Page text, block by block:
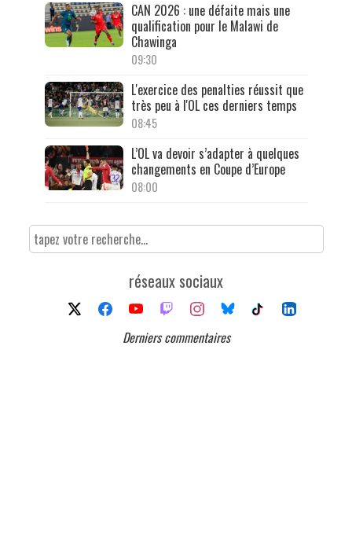
CAN 2026 : une défaite mais une
qualification pour le Malawi de
Chawinga
09:30
L'exercice des penalties réussit que
très peu à l'OL ces derniers temps
08:45
L’OL va devoir s’adapter à quelques
changements en Coupe d’Europe
08:00
réseaux sociaux
Derniers commentaires